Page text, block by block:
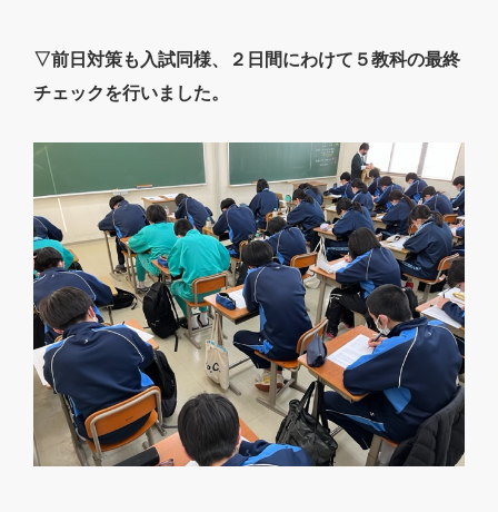
▽前日対策も入試同様、２日間にわけて５教科の最終
チェックを行いました。